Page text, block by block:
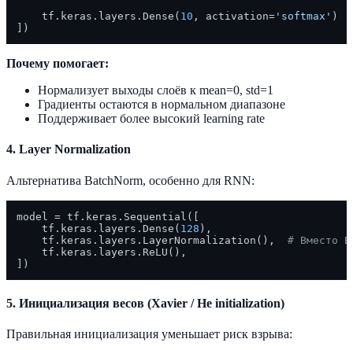
    tf.keras.layers.Dense(
10 , activation= 'softmax' )
Почему помогает:
Нормализует выходы слоёв к mean=0, std=1
Градиенты остаются в нормальном диапазоне
Поддерживает более высокий learning rate
4. Layer Normalization
Альтернатива BatchNorm, особенно для RNN:
model = tf.keras.Sequential([
    tf.keras.layers.Dense(
128 ),
    tf.keras.layers.LayerNormalization(),
# Вместо
    tf.keras.layers.ReLU(),
5. Инициализация весов (Xavier / He initialization)
Правильная инициализация уменьшает риск взрыва: